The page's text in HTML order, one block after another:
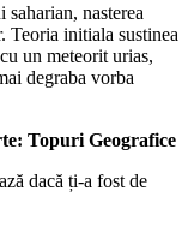
saharian, nasterea
Teoria initiala sustinea
un meteorit urias,
degraba vorba
Topuri Geografice
dacă ți-a fost de